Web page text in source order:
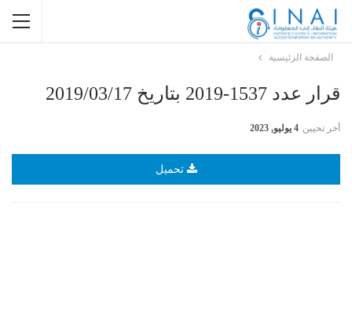
الصفحة الرئيسية
قرار عدد 1537-2019 بتاريخ 2019/03/17
أخر تحيين 4 يوليو, 2023
تحميل